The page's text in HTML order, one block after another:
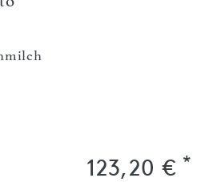
123,20 € *